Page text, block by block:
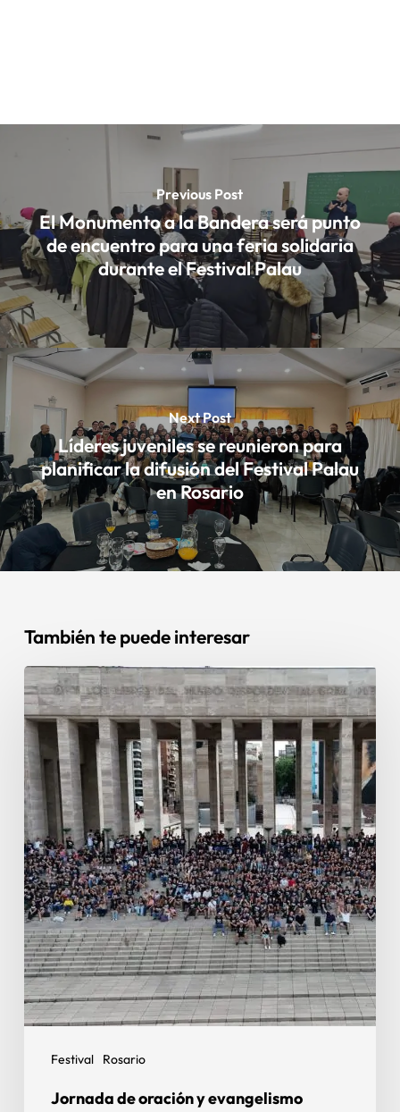
Previous Post
El Monumento a la Bandera será punto
de encuentro para una feria solidaria
durante el Festival Palau
Next Post
Líderes juveniles se reunieron para
planificar la difusión del Festival Palau
en Rosario
También te puede interesar
Festival Rosario
Jornada de oración y evangelismo